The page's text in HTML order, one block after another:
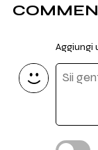
Aggiungi